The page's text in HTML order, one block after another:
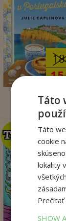
18
15
TOP
TOP
Táto
Táto
cookie
lokality
Prečítať
SHOW